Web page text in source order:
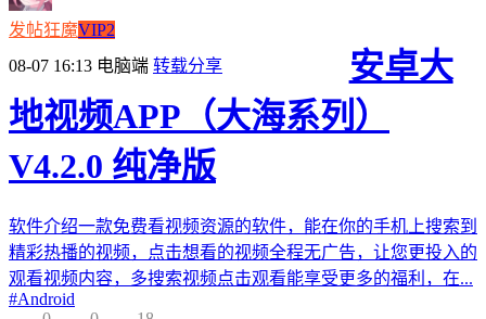
发帖狂魔VIP2
08-07 16:13 电脑端 转载分享
安卓大
地视频APP（大海系列）
V4.2.0 纯净版
软件介绍一款免费看视频资源的软件，能在你的手机上搜索到
精彩热播的视频，点击想看的视频全程无广告，让您更投入的
观看视频内容，多搜索视频点击观看能享受更多的福利，在...
#Android